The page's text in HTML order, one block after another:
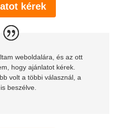
kérek
weboldalára, és az ott
hogy ajánlatot kérek.
volt a többi válasznál, a
beszélve.